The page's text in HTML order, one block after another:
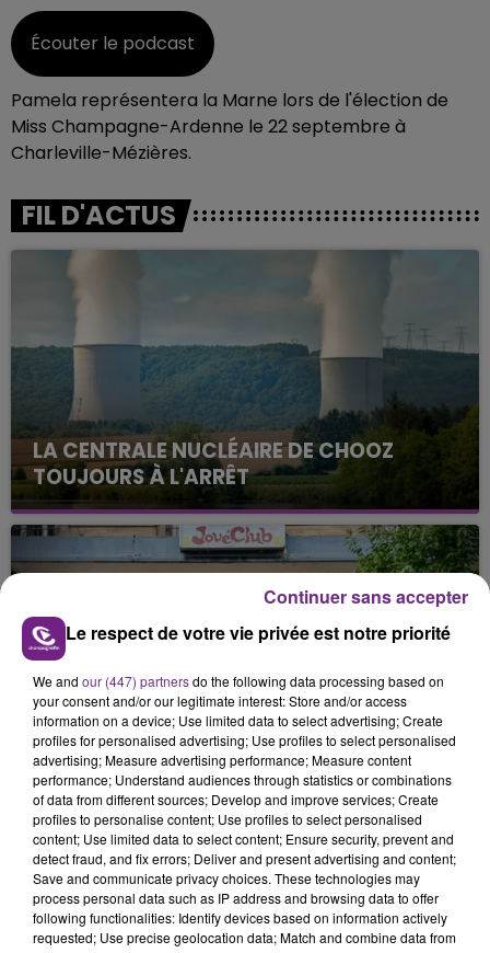
Écouter le podcast
Pamela représentera la Marne lors de l'élection de
Miss Champagne-Ardenne le 22 septembre à
Charleville-Mézières.
FIL D'ACTUS
LA CENTRALE NUCLÉAIRE DE CHOOZ
TOUJOURS À L'ARRÊT
Cela fait déjà une semaine que la centrale
nucléaire ardennaise est à l'arrêt. Une situation
justifiée par la sécheresse intense qui est toujours
LE MAGASIN JOUÉCLUB DE REIMS FERME
SES PORTES
C'était l'une des institutions du centre-ville
rémois. Le magasin JouéClub est contraint de
fermer ses portes.
TITRES DIFFUSÉS
8h47
8h47 8h44
8h44
Le respect de votre vie privée est notre priorité
We and our (447) partnersdo the following data processing based on
your consent and/or our legitimate interest: Store and/or access
information on a device; Use limited data to select advertising; Create
profiles for personalised advertising; Use profiles to select personalised
advertising; Measure advertising performance; Measure content
performance; Understand audiences through statistics or combinations
of data from different sources; Develop and improve services; Create
profiles to personalise content; Use profiles to select personalised
content; Use limited data to select content; Ensure security, prevent and
detect fraud, and fix errors; Deliver and present advertising and content;
Save and communicate privacy choices. These technologies may
process personal data such as IP address and browsing data to offer
following functionalities: Identify devices based on information actively
requested; Use precise geolocation data; Match and combine data from
Continuer sans accepter